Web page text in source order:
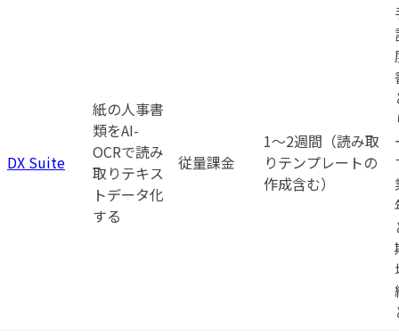
DX Suite
紙の人事書
類をAI-
OCRで読み
取りテキス
トデータ化
する
従量課金
1〜2週間（読み取
りテンプレートの
作成含む）